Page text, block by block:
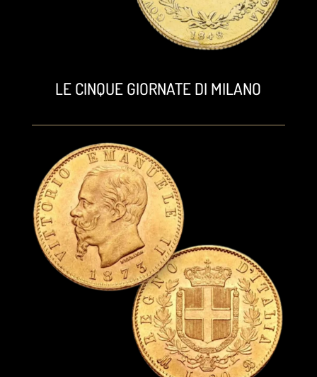
LE CINQUE GIORNATE DI MILANO